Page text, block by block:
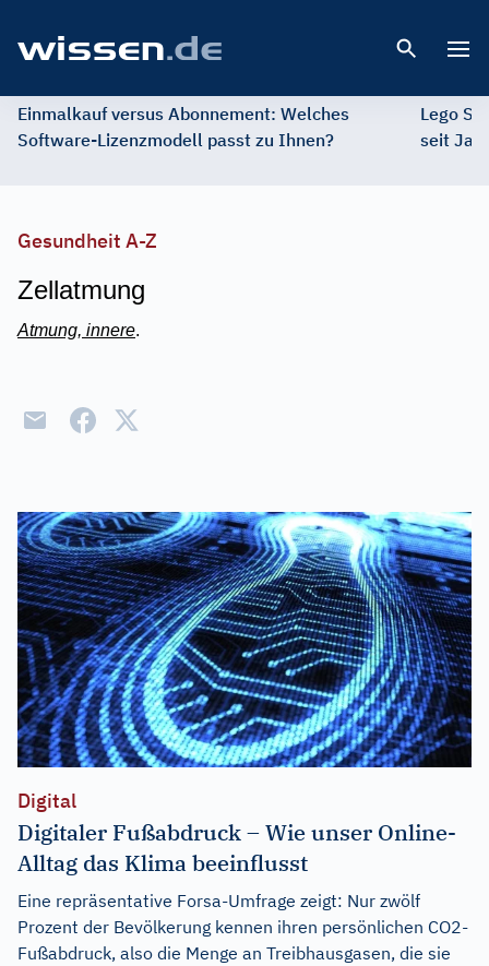
Einmalkauf versus Abonnement: Welches
Software-Lizenzmodell passt zu Ihnen?
Lego
seit
Gesundheit A-Z
Zellatmung
Atmung, innere.
Digital
Digitaler Fußabdruck – Wie unser Online-
Alltag das Klima beeinflusst
Eine repräsentative Forsa-Umfrage zeigt: Nur zwölf
Prozent der Bevölkerung kennen ihren persönlichen CO2-
Fußabdruck, also die Menge an Treibhausgasen, die sie